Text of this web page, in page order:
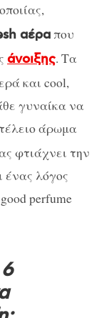
αέραπου
άνοιξης. Τα
και cool,
γυναίκα να
άρωμα
φτιάχνει την
ένας λόγος
perfume